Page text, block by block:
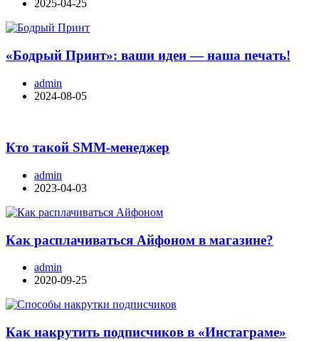
2025-04-25
«Бодрый Принт»: ваши идеи — наша печать!
admin
2024-08-05
Кто такой SMM-менеджер
admin
2023-04-03
Как расплачиваться Айфоном в магазине?
admin
2020-09-25
Как накрутить подписчиков в «Инстаграме»